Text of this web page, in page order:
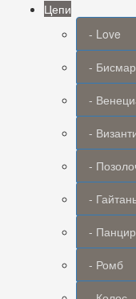
Цепи
- Love
-
-
-
-
-
-
- Ромб